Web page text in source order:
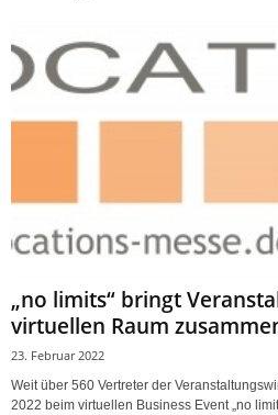
„no limits“ bringt
virtuellen Raum
23. Februar 2022
Weit über 560 Vertreter der
2022 beim virtuellen Business Event „no